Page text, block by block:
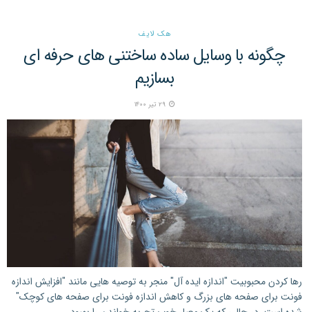
هک لایف
چگونه با وسایل ساده ساختنی های حرفه ای
بسازیم
۲۹ تیر ۱۴۰۰
رها کردن محبوبیت "اندازه ایده آل" منجر به توصیه هایی مانند "افزایش اندازه
فونت برای صفحه های بزرگ و کاهش اندازه فونت برای صفحه های کوچک"